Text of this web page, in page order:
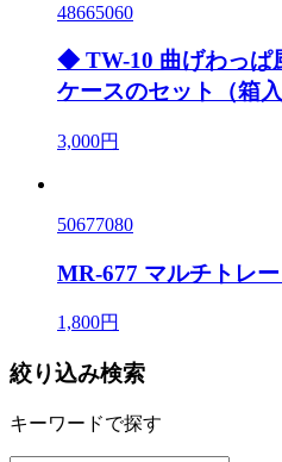
48665060
◆ TW-10 曲げわっぱ
ケースのセット（箱入
3,000円
50677080
MR-677 マルチトレー
1,800円
絞り込み検索
キーワードで探す